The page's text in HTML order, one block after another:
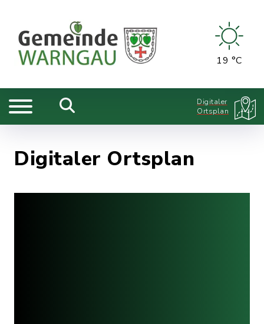
19 °C
Digitaler
Ortsplan
Digitaler Ortsplan